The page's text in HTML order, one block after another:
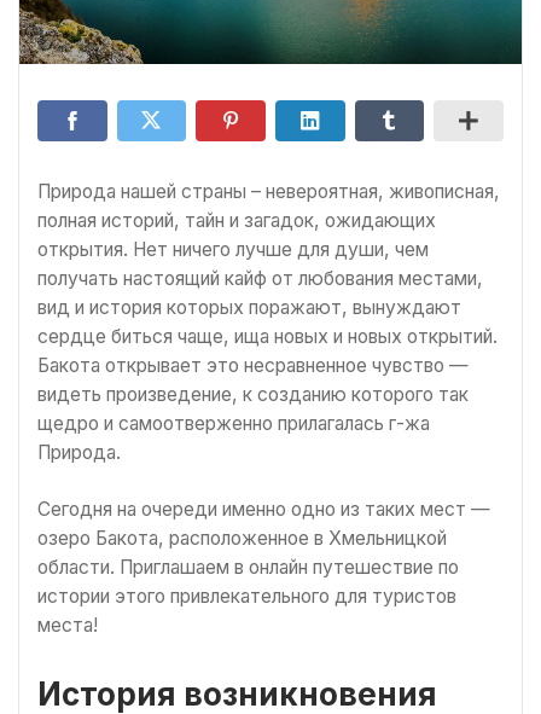
Природа нашей страны – невероятная, живописная,
полная историй, тайн и загадок, ожидающих
открытия. Нет ничего лучше для души, чем
получать настоящий кайф от любования местами,
вид и история которых поражают, вынуждают
сердце биться чаще, ища новых и новых открытий.
Бакота открывает это несравненное чувство —
видеть произведение, к созданию которого так
щедро и самоотверженно прилагалась г-жа
Природа.
Сегодня на очереди именно одно из таких мест —
озеро Бакота, расположенное в Хмельницкой
области. Приглашаем в онлайн путешествие по
истории этого привлекательного для туристов
места!
История возникновения